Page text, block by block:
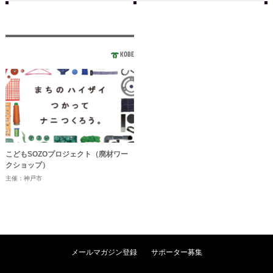
KOBE
こどもSOZOプロジェクト（廃材ワー
クショップ）
主催：神戸市
メールマガジン登録 サポーター募集